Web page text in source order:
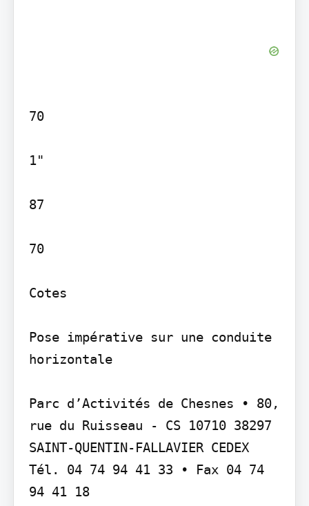
70
1"
87
70
Cotes
Pose impérative sur une conduite
horizontale
Parc d’Activités de Chesnes • 80,
rue du Ruisseau - CS 10710 38297
SAINT-QUENTIN-FALLAVIER CEDEX
Tél. 04 74 94 41 33 • Fax 04 74
94 41 18